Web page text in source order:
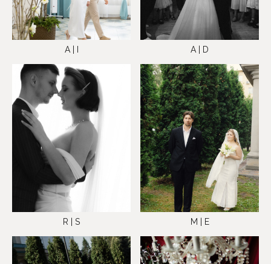
A | I A | D
R | S M | E